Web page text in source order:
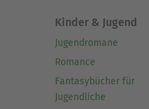
Kinder & Jugend
Jugendromane
Romance
Fantasybücher für
Jugendliche